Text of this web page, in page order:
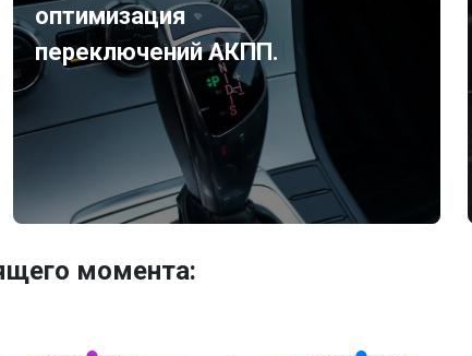
оптимизация
переключений АКПП.
момента: